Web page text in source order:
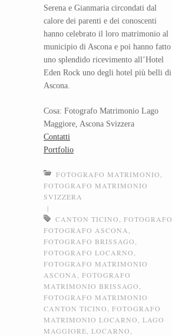
Serena e Gianmaria circondati dal
calore dei parenti e dei conoscenti
hanno celebrato il loro matrimonio al
municipio di Ascona e poi hanno fatto
uno splendido ricevimento all’Hotel
Eden Rock uno degli hotel più belli di
Ascona.
Cosa: Fotografo Matrimonio Lago
Maggiore, Ascona Svizzera
Contatti
Portfolio
FOTOGRAFO MATRIMONIO
FOTOGRAFO MATRIMONIO
SVIZZERA
|
CANTON TICINO
FOTOGRAFO
FOTOGRAFO ASCONA
FOTOGRAFO BRISSAGO
FOTOGRAFO LOCARNO
FOTOGRAFO MATRIMONIO
ASCONA
FOTOGRAFO
MATRIMONIO BRISSAGO
FOTOGRAFO MATRIMONIO
CANTON TICINO
FOTOGRAFO
MATRIMONIO LOCARNO
LAGO
MAGGIORE LOCARNO